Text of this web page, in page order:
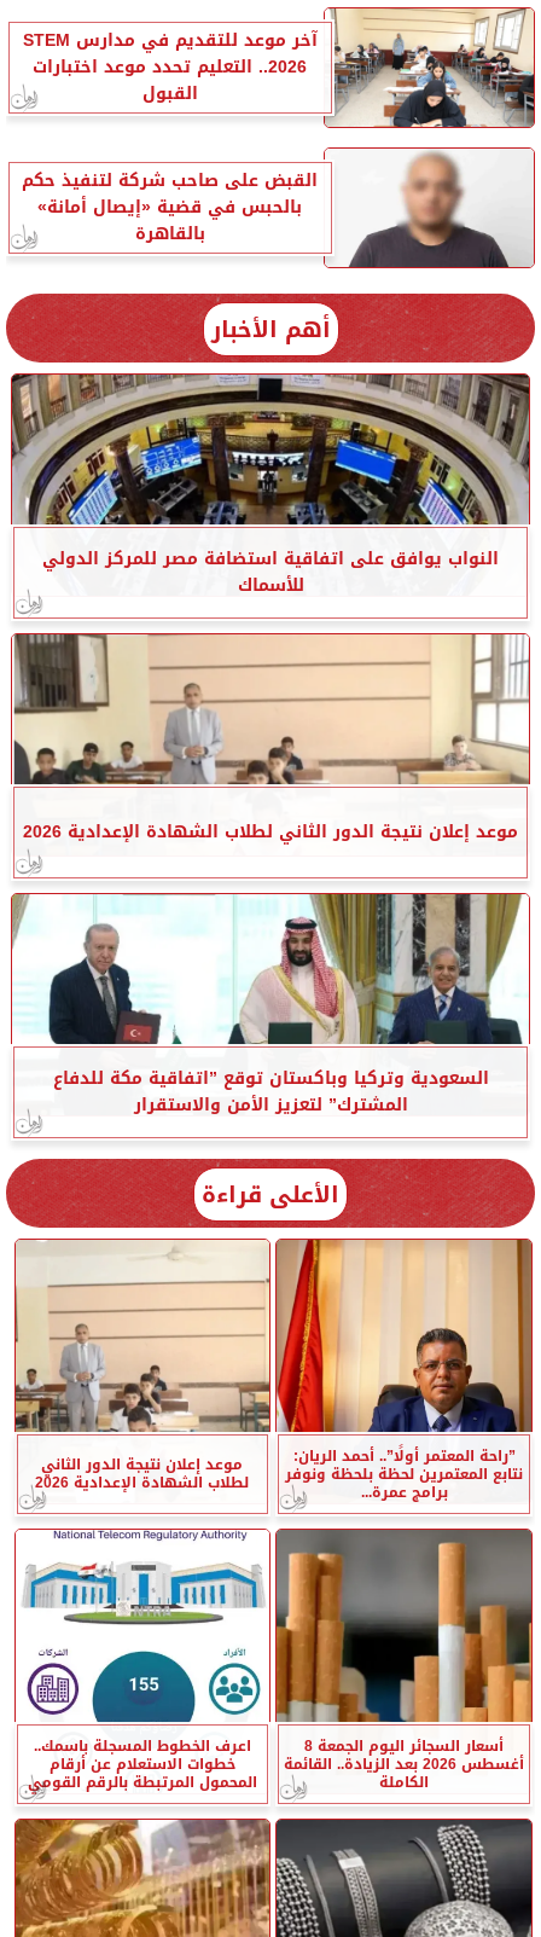
آخر موعد للتقديم في مدارس STEM
2026.. التعليم تحدد موعد اختبارات
القبول
القبض على صاحب شركة لتنفيذ حكم
بالحبس في قضية «إيصال أمانة»
بالقاهرة
أهم الأخبار
النواب يوافق على اتفاقية استضافة مصر للمركز الدولي
للأسماك
موعد إعلان نتيجة الدور الثاني لطلاب الشهادة الإعدادية 2026
السعودية وتركيا وباكستان توقع ”اتفاقية مكة للدفاع
المشترك” لتعزيز الأمن والاستقرار
الأعلى قراءة
”راحة المعتمر أولًا”.. أحمد الريان:
نتابع المعتمرين لحظة بلحظة ونوفر
برامج عمرة...
موعد إعلان نتيجة الدور الثاني
لطلاب الشهادة الإعدادية 2026
أسعار السجائر اليوم الجمعة 8
أغسطس 2026 بعد الزيادة.. القائمة
الكاملة
اعرف الخطوط المسجلة باسمك..
خطوات الاستعلام عن أرقام
المحمول المرتبطة بالرقم القومي